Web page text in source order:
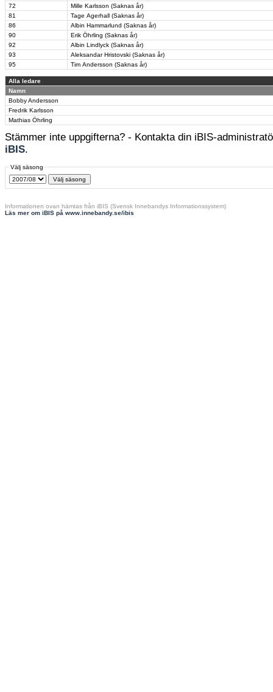
72
Mille Karlsson (Saknas år)
81
Tage Agerhall (Saknas år)
86
Albin Hammarlund (Saknas år)
90
Erik Öhrling (Saknas år)
92
Albin Lindlyck (Saknas år)
93
Aleksandar Hristovski (Saknas år)
95
Tim Andersson (Saknas år)
Alla ledare
Namn
Bobby Andersson
Fredrik Karlsson
Mathias Öhrling
Stämmer inte uppgifterna? - Kontakta din iBIS-
iBIS.
Välj säsong
Informationen ovan hämtas från iBIS (Svensk Innebandys Informationssystem)
Läs mer om iBIS på www.innebandy.se/ibis